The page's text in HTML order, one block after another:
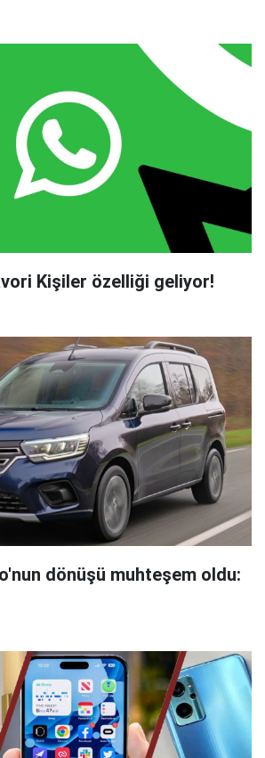
Kişiler özelliği geliyor!
dönüşü muhteşem oldu: